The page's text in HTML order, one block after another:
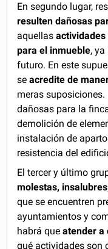
En segundo lugar,
resulten dañosas
aquellas
para el inmueble,
futuro. En este
seacredite de
meras
dañosas para la
demolición de
instalación de
resistencia del
El tercer y último
molestas,
que se encuentren
ayuntamientos y
habrá queatender a
qué actividades son